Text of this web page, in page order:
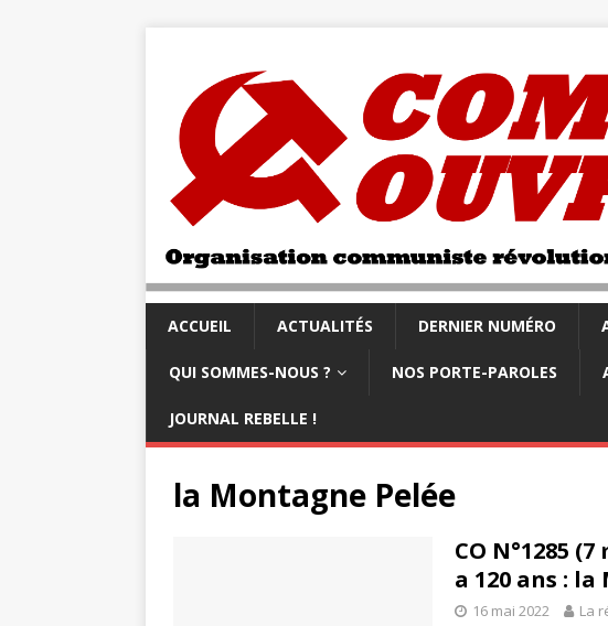
ACCUEIL ACTUALITÉS DERNIER NUMÉRO
QUI SOMMES-NOUS ? NOS PORTE-PAROLES
JOURNAL REBELLE !
la Montagne Pelée
CO N°1285
a 120 ans :
16 mai 2022 La